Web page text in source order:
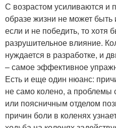
С возрастом усиливаются и
образе жизни не может
если и не победить, то хотя
разрушительное влияние.
нуждается в разработке, и
– самое эффективное
Есть и еще один нюанс:
не само колено, а проблемы
или поясничным отделом
причин боли в коленях